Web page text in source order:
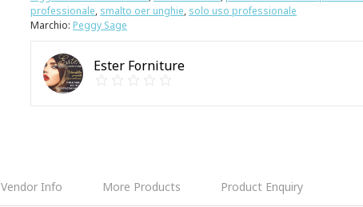
professionale, smalto oer unghie, solo uso professionale
Marchio: Peggy Sage
Ester Forniture
Vendor Info More Products Product Enquiry